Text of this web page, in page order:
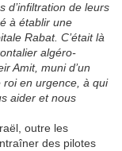
d’infiltration de leurs
à établir une
Rabat. C’était là
algéro-
Amit, muni d’un
roi en urgence, à qui
aider et nous
outre les
des pilotes